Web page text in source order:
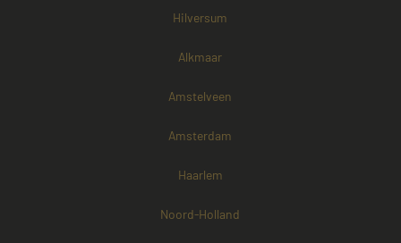
Hilversum
Alkmaar
Amstelveen
Amsterdam
Haarlem
Noord-Holland